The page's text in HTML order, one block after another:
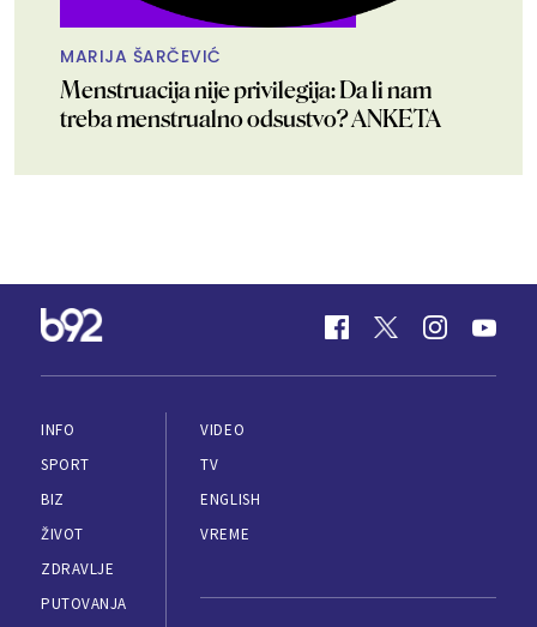
MARIJA ŠARČEVIĆ
Menstruacija nije privilegija: Da li nam
treba menstrualno odsustvo? ANKETA
INFO
SPORT
BIZ
ŽIVOT
ZDRAVLJE
PUTOVANJA
VIDEO
TV
ENGLISH
VREME